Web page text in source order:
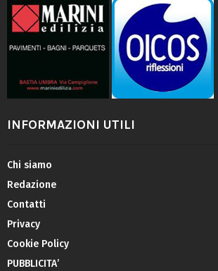
INFORMAZIONI UTILI
Chi siamo
Redazione
Contatti
Privacy
Cookie Policy
PUBBLICITA’